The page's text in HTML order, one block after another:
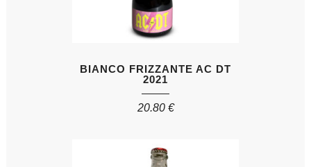
BIANCO FRIZZANTE AC DT
2021
20.80 €